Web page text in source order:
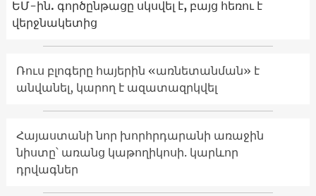
ԵՄ-ին. գործընթացը սկսվել է, բայց հեռու է
վերջնակետից
Ռուս բլոգերը հայերին «առնետանման» է
անվանել, կարող է ազատազրկվել
Հայաստանի նոր խորհրդարանի առաջին
նիստը՝ առանց կաթողիկոսի. կարևոր
դրվագներ